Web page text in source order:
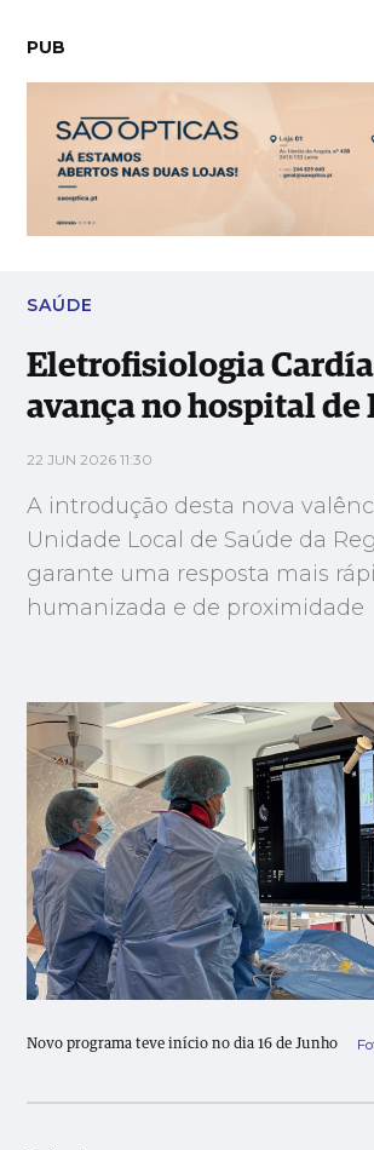
PUB
Eletrofisiologia Cardíaca avança no hospital
SAÚDE
Eletrofisiologia
avança no hospital de
22 JUN 2026 11:30
A introdução desta nova
Unidade Local de Saúde da
garante uma resposta mais
humanizada e de proximidade
Novo programa teve início no dia 16 de Junho